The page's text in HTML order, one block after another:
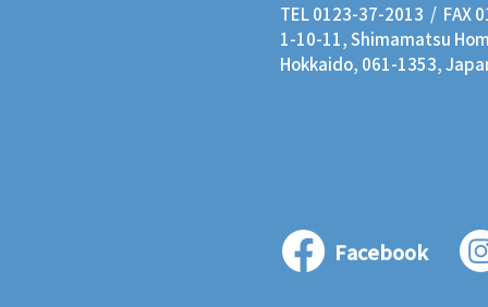
TEL 0123-37-2013 / FAX
1-10-11, Shimamatsu
Hokkaido, 061-1353,
Facebook